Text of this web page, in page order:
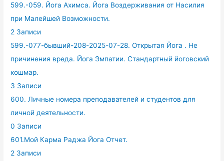
599.-059. Йога Ахимса. Йога Воздерживания от Насилия
при Малейшей Возможности.
2 Записи
599.-077-бывший-208-2025-07-28. Открытая Йога . Не
причинения вреда. Йога Эмпатии. Стандартный йоговский
кошмар.
3 Записи
600. Личные номера преподавателей и студентов для
личной деятельности.
0 Записи
601.Мой Карма Раджа Йога Отчет.
2 Записи